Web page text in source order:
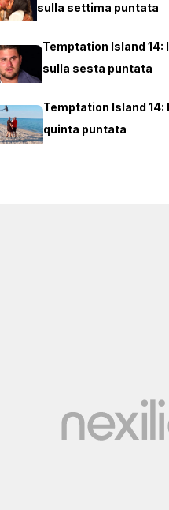
sulla settima puntata
Temptation Island 14:
sulla sesta puntata
Temptation Island 14:
quinta puntata